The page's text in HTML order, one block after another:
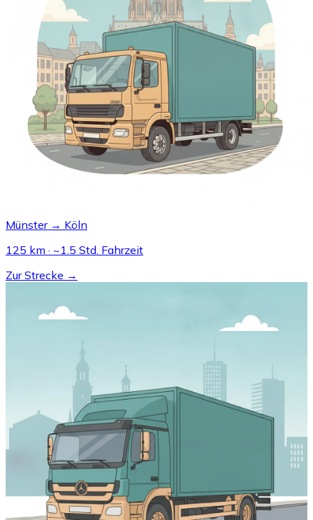
Münster → Köln
125 km · ~1.5 Std. Fahrzeit
Zur Strecke →